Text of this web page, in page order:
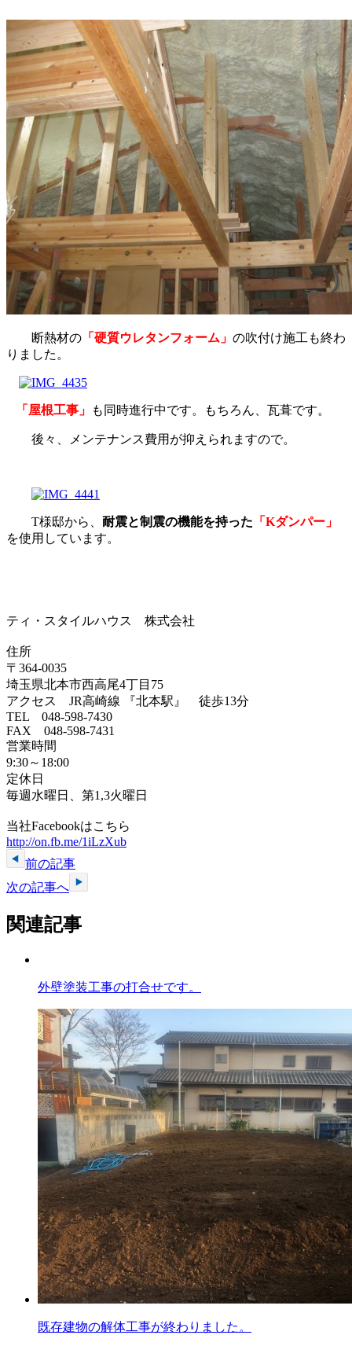
断熱材の 「硬質ウレタンフォーム」 の吹付け施工も終わ
りました。
「屋根工事」 も同時進行中です。もちろん、瓦葺です。
後々、メンテナンス費用が抑えられますので。
T様邸から、 耐震と制震の機能を持った 「Kダンパー」
を使用しています。
ティ・スタイルハウス 株式会社
住所
〒364-0035
埼玉県北本市西高尾4丁目75
アクセス JR高崎線 『北本駅』 徒歩13分
TEL 048-598-7430
FAX 048-598-7431
営業時間
9:30～18:00
定休日
毎週水曜日、第1,3火曜日
当社Facebookはこちら
http://on.fb.me/1iLzXub
前の記事
次の記事へ
関連記事
外壁塗装工事の打合せです。
既存建物の解体工事が終わりました。